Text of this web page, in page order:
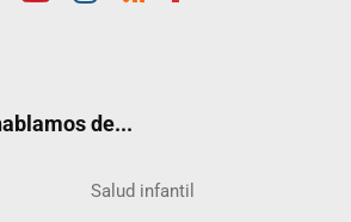
de...
Salud infantil